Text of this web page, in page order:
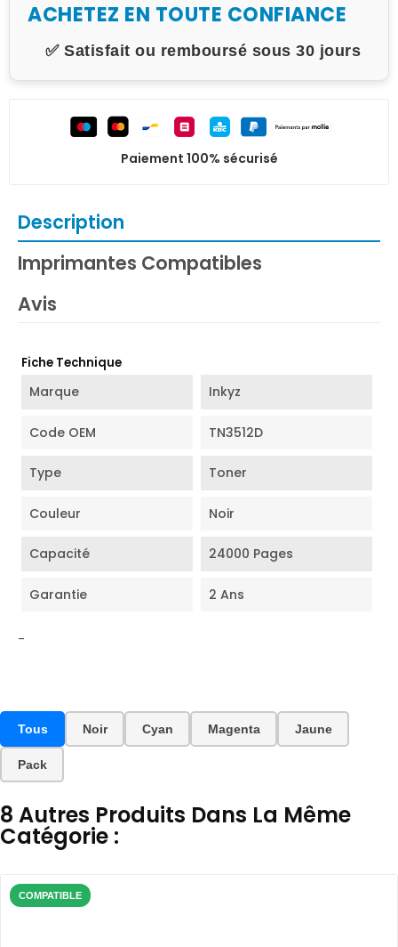
ACHETEZ EN TOUTE CONFIANCE
✅ Satisfait ou remboursé sous 30 jours
Paiement 100% sécurisé
Description
Imprimantes Compatibles
Avis
Fiche Technique
Marque Inkyz
Code OEM TN3512D
Type Toner
Couleur Noir
Capacité 24000 Pages
Garantie 2 Ans
-
Tous Noir Cyan Magenta Jaune
Pack
8 Autres Produits Dans La Même
Catégorie :
COMPATIBLE